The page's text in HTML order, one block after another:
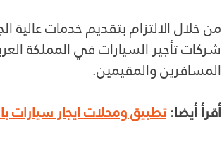
من خلال الالتزام بتقديم خدمات
شركات تأجير السيارات في المملكة
المسافرين والمقيمين.
أقرأ أيضا: تطبيق ومحلات ايجار سيارات